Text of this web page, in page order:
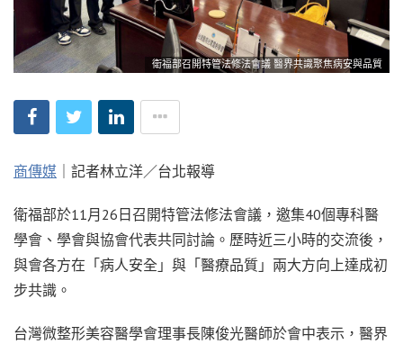
衛福部召開特管法修法會議 醫界共識聚焦病安與品質
商傳媒 ｜記者林立洋／台北報導
衛福部於11月26日召開特管法修法會議，邀集40個專科醫
學會、學會與協會代表共同討論。歷時近三小時的交流後，
與會各方在「病人安全」與「醫療品質」兩大方向上達成初
步共識。
台灣微整形美容醫學會理事長陳俊光醫師於會中表示，醫界